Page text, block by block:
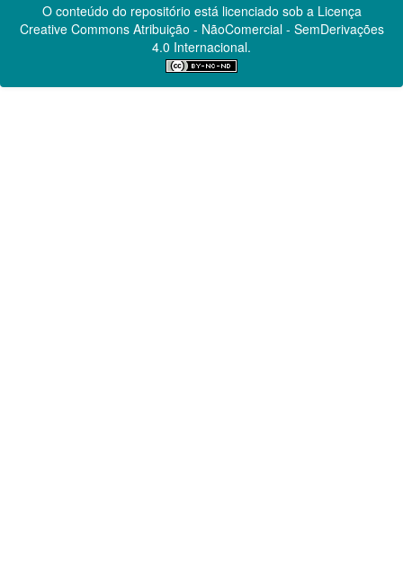
O conteúdo do repositório está licenciado sob a Licença
Creative CommonsAtribuição - NãoComercial - SemDerivações
4.0 Internacional.